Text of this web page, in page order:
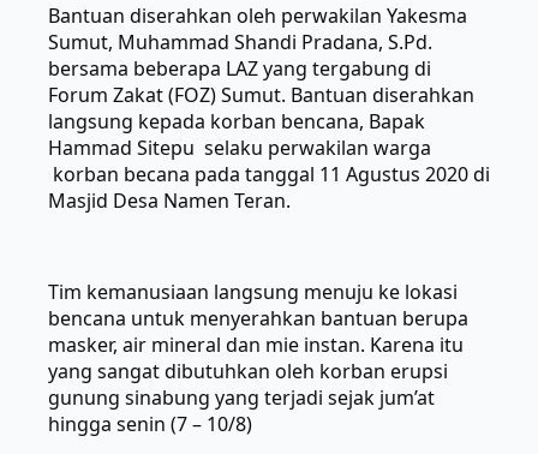
Bantuan diserahkan oleh perwakilan Yakesma
Sumut, Muhammad Shandi Pradana, S.Pd.
bersama beberapa LAZ yang tergabung di
Forum Zakat (FOZ) Sumut. Bantuan diserahkan
langsung kepada korban bencana, Bapak
Hammad Sitepu selaku perwakilan warga
korban becana pada tanggal 11 Agustus 2020 di
Masjid Desa Namen Teran.
Tim kemanusiaan langsung menuju ke lokasi
bencana untuk menyerahkan bantuan berupa
masker, air mineral dan mie instan. Karena itu
yang sangat dibutuhkan oleh korban erupsi
gunung sinabung yang terjadi sejak jum’at
hingga senin (7 – 10/8)